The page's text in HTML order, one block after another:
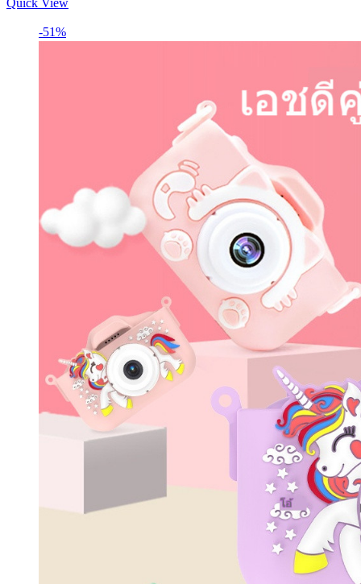
Quick View
-51%